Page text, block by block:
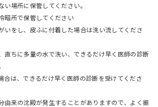
い場所に保管してください。
暗所で保管してください
いをし、皮ふに付着した場合は洗い流してくださ
直ちに多量の水で洗い、できるだけ早く医師の診断
合は、できるだけ早く医師の診断を受けてくださ
由来の沈殿が発生することがありますので、よく振